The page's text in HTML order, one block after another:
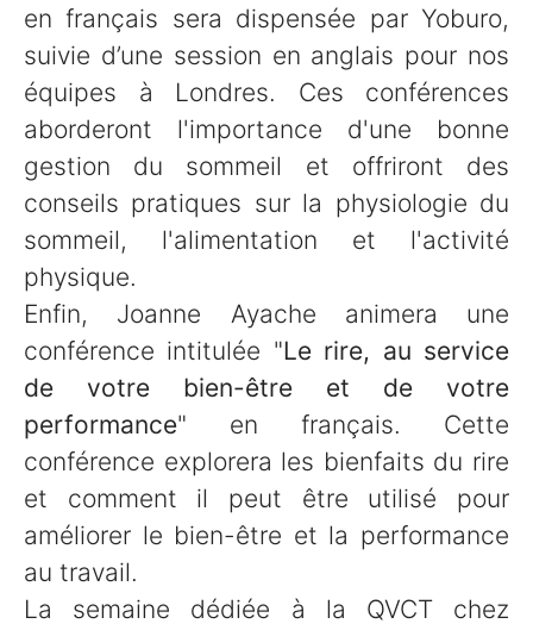
en français sera dispensée par Yoburo,
suivie d’une session en anglais pour nos
équipes à Londres. Ces conférences
aborderont l'importance d'une bonne
gestion du sommeil et offriront des
conseils pratiques sur la physiologie du
sommeil, l'alimentation et l'activité
physique.
Enfin, Joanne Ayache animera une
conférence intitulée "Le rire, au service
de votre bien-être et de votre
performance" en français. Cette
conférence explorera les bienfaits du rire
et comment il peut être utilisé pour
améliorer le bien-être et la performance
au travail.
La semaine dédiée à la QVCT chez